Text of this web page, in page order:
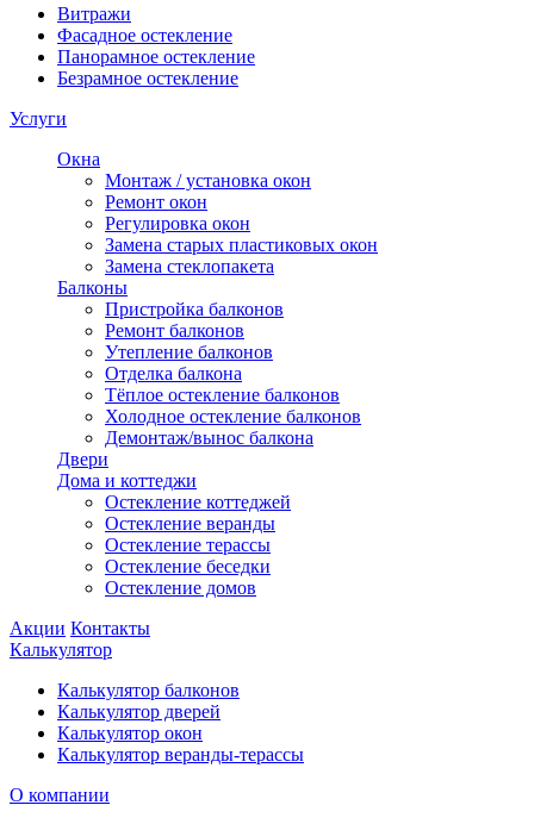
Витражи
Фасадное остекление
Панорамное остекление
Безрамное остекление
Услуги
Окна
Монтаж / установка окон
Ремонт окон
Регулировка окон
Замена старых пластиковых окон
Замена стеклопакета
Балконы
Пристройка балконов
Ремонт балконов
Утепление балконов
Отделка балкона
Тёплое остекление балконов
Холодное остекление балконов
Демонтаж/вынос балкона
Двери
Дома и коттеджи
Остекление коттеджей
Остекление веранды
Остекление терассы
Остекление беседки
Остекление домов
Акции Контакты
Калькулятор
Калькулятор балконов
Калькулятор дверей
Калькулятор окон
Калькулятор веранды-терассы
О компании